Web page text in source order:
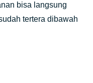
bisa langsung
tertera dibawah